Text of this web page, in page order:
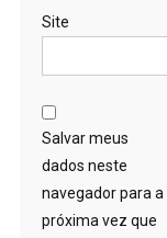
Site
Salvar meus
dados neste
navegador para a
próxima vez que